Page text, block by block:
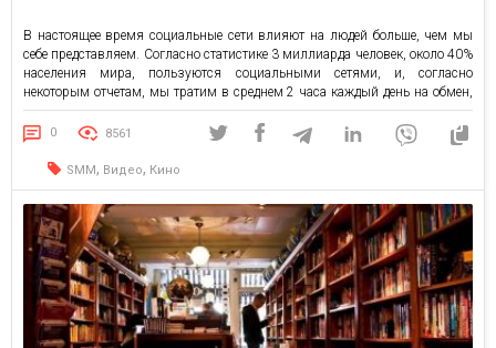
В настоящее время социальные сети влияют на людей больше, чем мы
себе представляем. Согласно статистике 3 миллиарда человек, около 40%
населения мира, пользуются социальными сетями, и, согласно
некоторым отчетам, мы тратим в среднем 2 часа каждый день на обмен,
лайки, твиты и обновления на этих платформах. Рост числа людей,
использующих Facebook, Instagram, Linkedin, Twitter, Pinterest […]
0 8561
SMM , Видео, Кино